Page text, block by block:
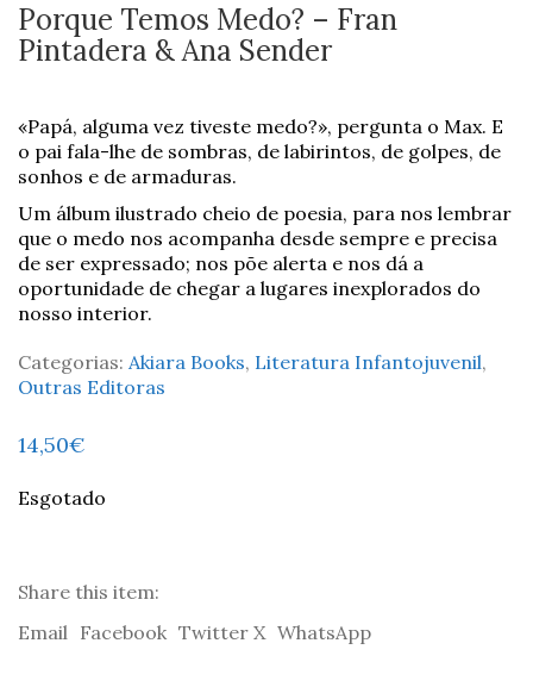
Porque Temos Medo? – Fran
Pintadera & Ana Sender
«Papá, alguma vez tiveste medo?», pergunta o Max. E
o pai fala-lhe de sombras, de labirintos, de golpes, de
sonhos e de armaduras.
Um álbum ilustrado cheio de poesia, para nos lembrar
que o medo nos acompanha desde sempre e precisa
de ser expressado; nos põe alerta e nos dá a
oportunidade de chegar a lugares inexplorados do
nosso interior.
Categorias: Akiara Books, Literatura Infantojuvenil,
Outras Editoras
14,50€
Esgotado
Share this item:
Email Facebook Twitter X WhatsApp